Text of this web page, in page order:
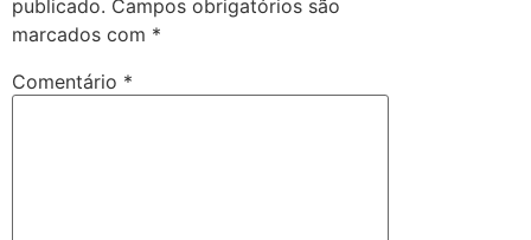
publicado. Campos obrigatórios são
marcados com *
Comentário *